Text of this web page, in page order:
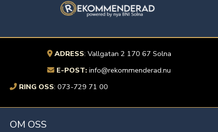
ADRESS: Vallgatan 2 170 67 Solna
E-POST: info@rekommenderad.nu
RING OSS: 073-729 71 00
OM OSS